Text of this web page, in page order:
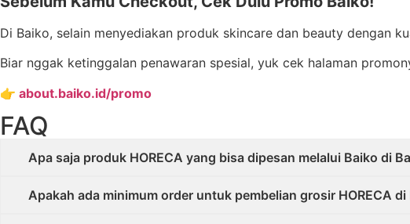
Di Baiko, selain menyediakan produk skincare dan beauty dengan
Biar nggak ketinggalan penawaran spesial, yuk cek halaman
👉 about.baiko.id/promo
FAQ
Apa saja produk HORECA yang bisa dipesan melalui Baiko di
Apakah ada minimum order untuk pembelian grosir HORECA di